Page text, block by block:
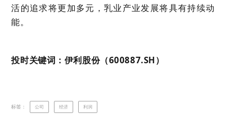
活的追求将更加多元，乳业产业发展将具有持续动
能。
投时关键词：伊利股份（600887.SH）
标签： 公司 经济 利润